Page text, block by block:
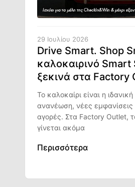
29 Ιουλίου 2026
Drive Smart. Shop
καλοκαιρινό Smart
ξεκινά στα Factory
Το καλοκαίρι είναι η
ανανέωση, νέες εμφανίσεις
αγορές. Στα Factory Outlet,
γίνεται ακόμα
Περισσότερα